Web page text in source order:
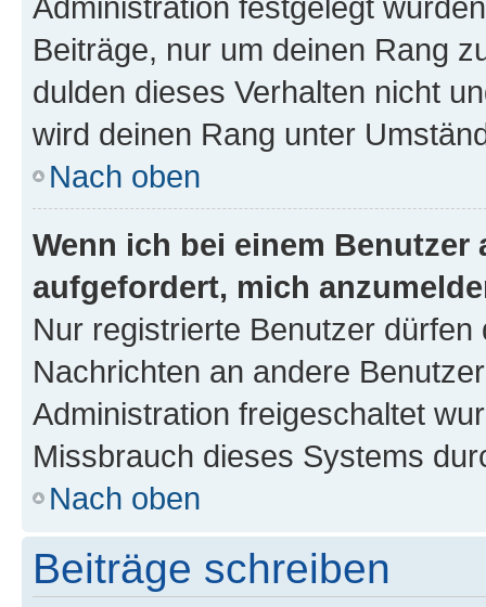
Beiträge, nur um deinen Rang
dulden dieses Verhalten nicht
wird deinen Rang unter
Nach oben
Wenn ich bei einem
aufgefordert, mich
Nur registrierte Benutzer
Nachrichten an andere
Administration freigeschaltet
Missbrauch dieses Systems
Nach oben
Beiträge schreiben